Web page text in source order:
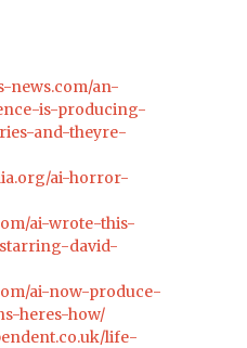
news.com/an-
is-producing-
and-theyre-
ai-horror-
ai-wrote-this-
david-
ai-now-produce-
heres-how/
life-